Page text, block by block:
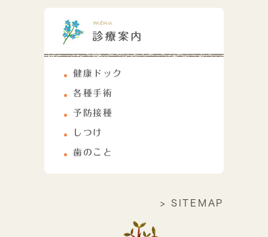
健康ドック
各種手術
予防接種
しつけ
歯のこと
> SITEMAP